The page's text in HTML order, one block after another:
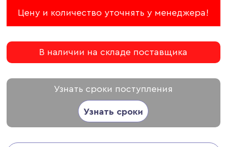
Цену и количество уточнять у менеджера!
В наличии на складе поставщика
Узнать сроки поступления
Узнать сроки